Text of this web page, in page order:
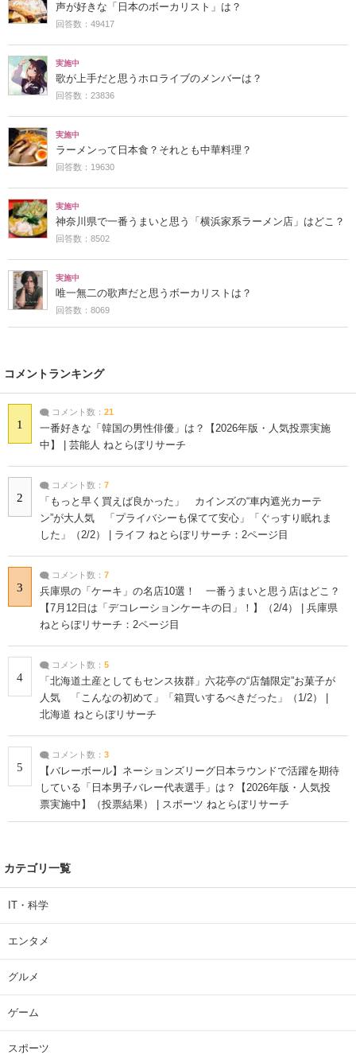
声が好きな「日本のボーカリスト」は？
回答数：49417
実施中
歌が上手だと思うホロライブのメンバーは？
回答数：23836
実施中
ラーメンって日本食？それとも中華料理？
回答数：19630
実施中
神奈川県で一番うまいと思う「横浜家系ラーメン店」はどこ？
回答数：8502
実施中
唯一無二の歌声だと思うボーカリストは？
回答数：8069
コメントランキング
1
コメント数： 21
一番好きな「韓国の男性俳優」は？【2026年版・人気投票実施
中】 | 芸能人 ねとらぼリサーチ
2
コメント数： 7
「もっと早く買えば良かった」 カインズの“車内遮光カーテ
ン”が大人気 「プライバシーも保てて安心」「ぐっすり眠れま
した」（2/2） | ライフ ねとらぼリサーチ：2ページ目
3
コメント数： 7
兵庫県の「ケーキ」の名店10選！ 一番うまいと思う店はどこ？
【7月12日は「デコレーションケーキの日」！】（2/4） | 兵庫県
ねとらぼリサーチ：2ページ目
4
コメント数： 5
「北海道土産としてもセンス抜群」六花亭の“店舗限定”お菓子が
人気 「こんなの初めて」「箱買いするべきだった」（1/2） |
北海道 ねとらぼリサーチ
5
コメント数： 3
【バレーボール】ネーションズリーグ日本ラウンドで活躍を期待
している「日本男子バレー代表選手」は？【2026年版・人気投
票実施中】（投票結果） | スポーツ ねとらぼリサーチ
カテゴリ一覧
IT・科学
エンタメ
グルメ
ゲーム
スポーツ